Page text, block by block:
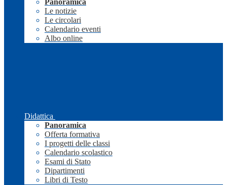
Panoramica
Le notizie
Le circolari
Calendario eventi
Albo online
Didattica
Panoramica
Offerta formativa
I progetti delle classi
Calendario scolastico
Esami di Stato
Dipartimenti
Libri di Testo